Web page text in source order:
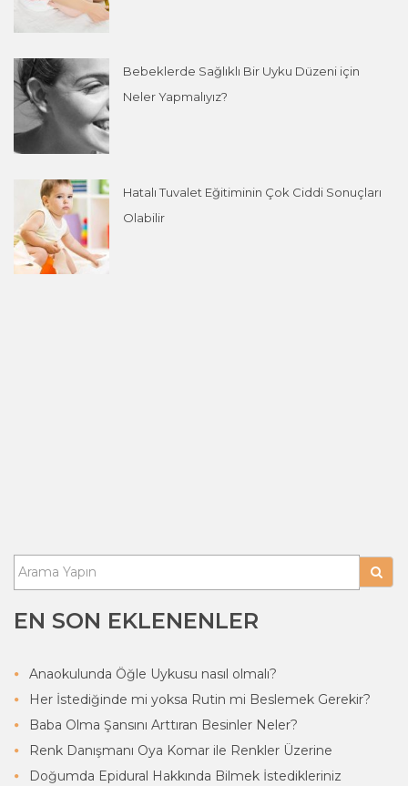
Bebeklerde Sağlıklı Bir Uyku Düzeni için
Neler Yapmalıyız?
Hatalı Tuvalet Eğitiminin Çok Ciddi Sonuçları
Olabilir
EN SON EKLENENLER
Anaokulunda Öğle Uykusu nasıl olmalı?
Her İstediğinde mi yoksa Rutin mi Beslemek Gerekir?
Baba Olma Şansını Arttıran Besinler Neler?
Renk Danışmanı Oya Komar ile Renkler Üzerine
Doğumda Epidural Hakkında Bilmek İstedikleriniz